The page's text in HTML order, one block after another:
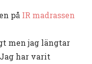
på IR madrassen
men jag längtar
har varit